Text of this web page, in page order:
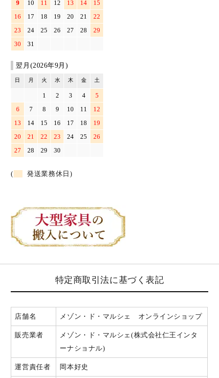
9
10 11 12 13 14
15
16
17 18 19 20 21
22
23
24 25 26 27 28
29
30
31
翌月(2026年9月)
日 月 火 水 木 金 土
1 2 3 4
5
6
7 8 9 10 11
12
13
14 15 16 17 18
19
20
21 22 23 24 25
26
27
28 29 30
( 発送業務休日)
特定商取引法に基づく表記
店舗名 メゾン・ド・マルシェ オンラインショップ
販売業者
メゾン・ド・マルシェ(株式会社仁王インタ
ーナショナル)
運営責任者 岡本好史